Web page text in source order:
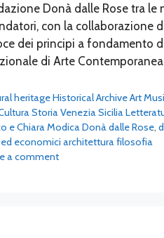
Donà dalle Rose tra
con la collaborazione
dei principi a fondamento
di Arte
heritage Historical Archive Art
Storia Venezia Sicilia
e Chiara Modica Donà dalle Rose,
economici architettura filosofia
a comment